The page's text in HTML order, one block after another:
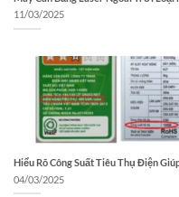
11/03/2025
Hiểu Rõ Công Suất Tiêu Thụ Điện
04/03/2025